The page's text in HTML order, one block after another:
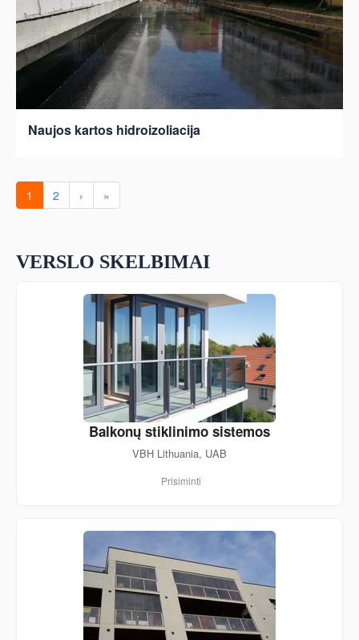
Naujos kartos hidroizoliacija
1 2 › »
VERSLO SKELBIMAI
Balkonų stiklinimo sistemos
VBH Lithuania, UAB
Prisiminti